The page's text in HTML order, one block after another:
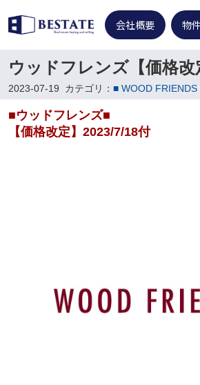
会社概要 物
ウッドフレンズ【価格改
2023-07-19 カテゴリ： ■ WOOD FRIENDS
■ウッドフレンズ■
【価格改定】2023/7/18付